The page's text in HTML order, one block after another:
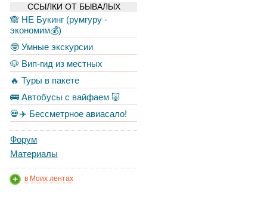
ССЫЛКИ ОТ БЫВАЛЫХ
🙈 НЕ Букинг (румгуру -
экономим💰)
🤓 Умные экскурсии
🐶 Вип-гид из местных
🔥 Туры в пакете
🚌 Автобусы с вайфаем 🐷
💀✈️ Бессметрное авиасало!
Форум
Материалы
в Моих лентах